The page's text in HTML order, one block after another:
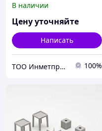
S= 1,6-120 мм, Тип:
горизонтальный...
В наличии
Цену уточняйте
Написать
ТОО Инметпром 100%